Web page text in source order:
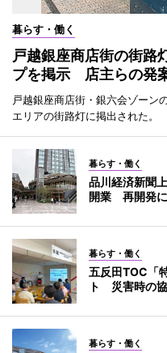
暮らす・働く
戸越銀座商店街の街路
プを掲示 店主らの発
戸越銀座商店街・銀六会ゾーン
エリアの街路灯に掲出された。
暮らす・働く
品川経済新聞
開業 再開発
暮らす・働く
五反田TOC「
ト 災害時の
暮らす・働く